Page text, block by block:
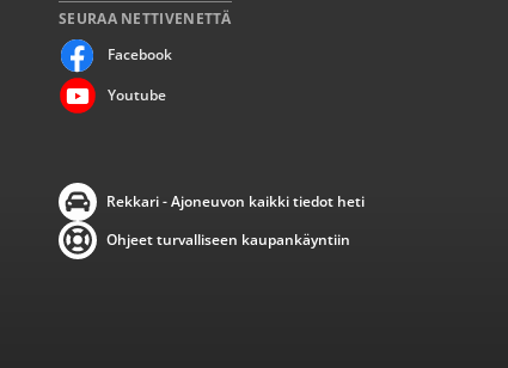
SEURAA NETTIVENETTÄ
Facebook
Youtube
Rekkari - Ajoneuvon kaikki tiedot heti
Ohjeet turvalliseen kaupankäyntiin